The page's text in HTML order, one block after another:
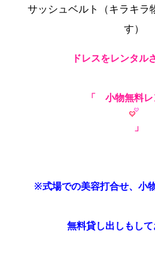
サッシュベルト（キラキラ
す）
ドレスをレンタル
「 小物無料
」
※式場での美容打合せ、小
無料貸し出しもして